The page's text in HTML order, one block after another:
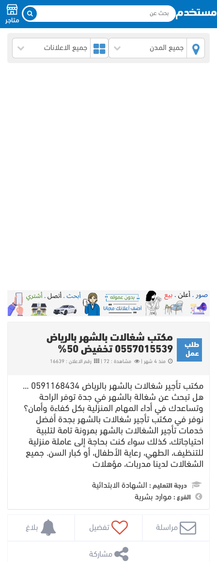
متاجر
جميع المدن جميع الاعلانات
طلب
عمل
مكتب شغالات بالشهر بالرياض
0557015539 تخفيض 50%
منذ 4 شهر | مشاهدة : 72 | رقم الاعلان : 16639
مكتب تأجير شغالات بالشهر بالرياض 0591168434 ...
هل تبحث عن شغالة بالشهر في جدة توفر الراحة
وتساعدك في أداء المهام المنزلية بكل كفاءة وأمان؟
نوفر في مكتب تأجير شغالات بالشهر بجدة أفضل
خدمات تأجير الشغالات بالشهر بمرونة تامة لتلبية
احتياجاتك، كذلك سواء كنت بحاجة إلى عاملة منزلية
للتنظيف، الطهي، رعاية الأطفال، أو كبار السن. جميع
الشغالات لدينا مدربات، مؤهلات
درجة التعليم : الشهادة الابتدائية
الفرع : موارد بشرية
مراسلة تفضيل
مشاركة